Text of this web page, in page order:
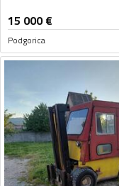
15 000€
Podgorica